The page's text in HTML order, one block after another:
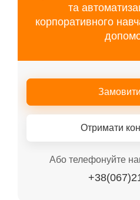
та
корпоративного
Отримати
Або телефонуйте